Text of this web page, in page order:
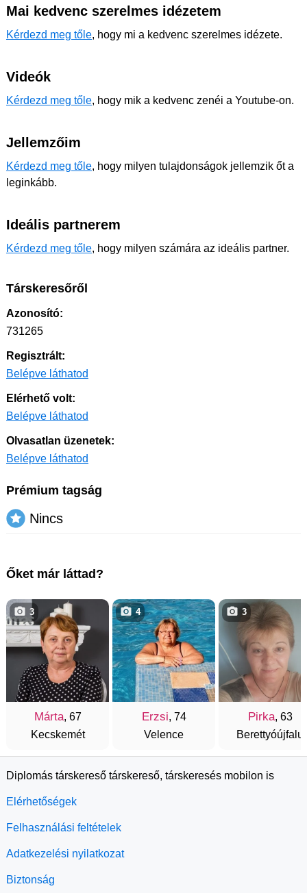
Mai kedvenc szerelmes idézetem
Kérdezd meg tőle, hogy mi a kedvenc szerelmes idézete.
Videók
Kérdezd meg tőle, hogy mik a kedvenc zenéi a Youtube-on.
Jellemzőim
Kérdezd meg tőle, hogy milyen tulajdonságok jellemzik őt a
leginkább.
Ideális partnerem
Kérdezd meg tőle, hogy milyen számára az ideális partner.
Társkeresőről
Azonosító:
731265
Regisztrált:
Belépve láthatod
Elérhető volt:
Belépve láthatod
Olvasatlan üzenetek:
Belépve láthatod
Prémium tagság
Nincs
Őket már láttad?
Márta, 67
Kecskemét
3
Erzsi, 74
Velence
4
Pirka, 63
Berettyóújfalu
3
Diplomás társkereső társkereső, társkeresés mobilon is
Elérhetőségek
Felhasználási feltételek
Adatkezelési nyilatkozat
Biztonság